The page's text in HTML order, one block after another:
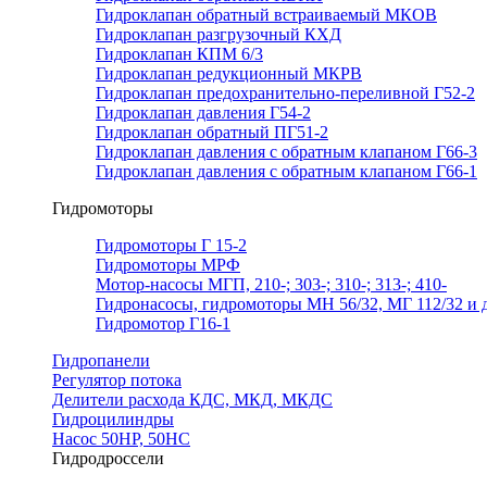
Гидроклапан обратный встраиваемый МКОВ
Гидроклапан разгрузочный КХД
Гидроклапан КПМ 6/3
Гидроклапан редукционный МКРВ
Гидроклапан предохранительно-переливной Г52-2
Гидроклапан давления Г54-2
Гидроклапан обратный ПГ51-2
Гидроклапан давления с обратным клапаном Г66-3
Гидроклапан давления с обратным клапаном Г66-1
Гидромоторы
Гидромоторы Г 15-2
Гидромоторы МРФ
Мотор-насосы МГП, 210-; 303-; 310-; 313-; 410-
Гидронасосы, гидромоторы МН 56/32, МГ 112/32 и
Гидромотор Г16-1
Гидропанели
Регулятор потока
Делители расхода КДС, МКД, МКДС
Гидроцилиндры
Насос 50НР, 50НС
Гидродроссели